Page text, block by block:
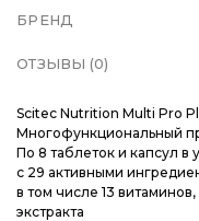
БРЕНД
ОТЗЫВЫ (0)
Scitec Nutrition Multi Pro
Многофункциональный
По 8 таблеток и капсул в
с 29 активными
в том числе 13
экстракта
Контакты
Доставка и
Блог
Контакты
Доставка и
Блог
Контакты
Доставка и
Блог